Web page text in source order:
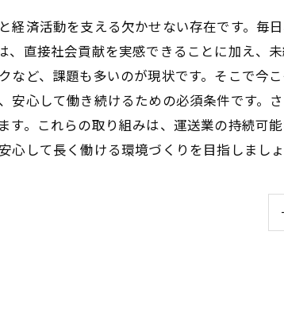
経済活動を支える欠かせない存在です。毎
、直接社会貢献を実感できることに加え、
など、課題も多いのが現状です。そこで今
安心して働き続けるための必須条件です
す。これらの取り組みは、運送業の持続可
心して長く働ける環境づくりを目指しましょ